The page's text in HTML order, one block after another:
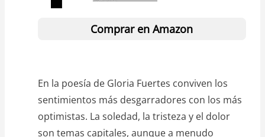
Comprar en Amazon
En la poesía de Gloria Fuertes conviven los
sentimientos más desgarradores con los más
optimistas. La soledad, la tristeza y el dolor
son temas capitales, aunque a menudo